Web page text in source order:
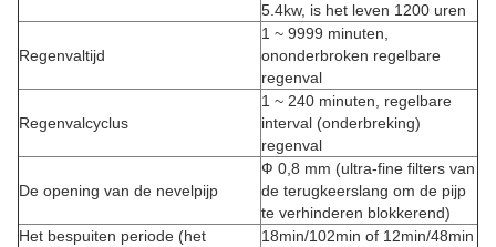
5.4kw, is het leven 1200 uren
Regenvaltijd
1 ~ 9999 minuten,
ononderbroken regelbare
regenval
Regenvalcyclus
1 ~ 240 minuten, regelbare
interval (onderbreking)
regenval
De opening van de nevelpijp
Ф 0,8 mm (ultra-fine filters van
de terugkeerslang om de pijp
te verhinderen blokkerend)
Het bespuiten periode (het
18min/102min of 12min/48min